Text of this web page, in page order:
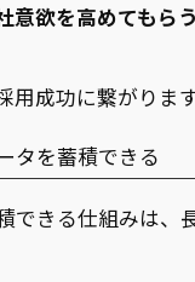
意欲を高めてもら
用成功に繋がりま
タを蓄積できる
できる仕組みは、